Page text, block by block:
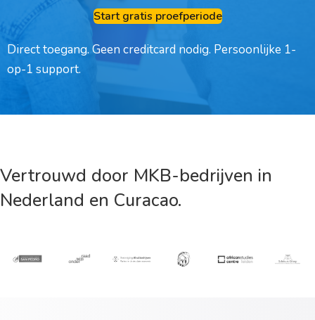
Start gratis proefperiode
Direct toegang. Geen creditcard nodig. Persoonlijke 1-
op-1 support.
Vertrouwd door MKB-bedrijven in
Nederland en Curacao.